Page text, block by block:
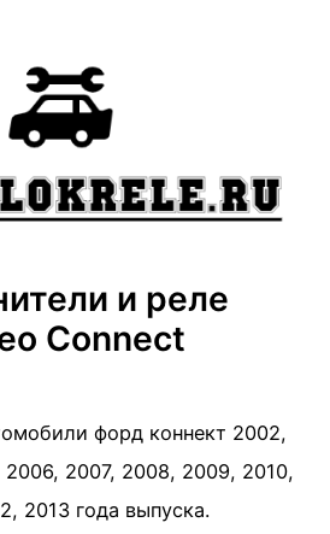
и реле
Connect
форд коннект 2002,
2007, 2008, 2009, 2010,
2013 года выпуска.